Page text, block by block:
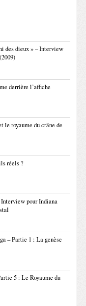
des dieux » – Interview
derrière l’affiche
le royaume du crâne de
réels ?
pour Indiana
– Partie 1 : La genèse
5 : Le Royaume du